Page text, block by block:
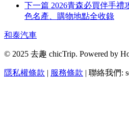
下一篇 2026青森必買伴手禮
色名產、購物地點全收錄
和泰汽車
© 2025 去趣 chicTrip. Powered by
隱私權條款 | 服務條款 | 聯絡我們: